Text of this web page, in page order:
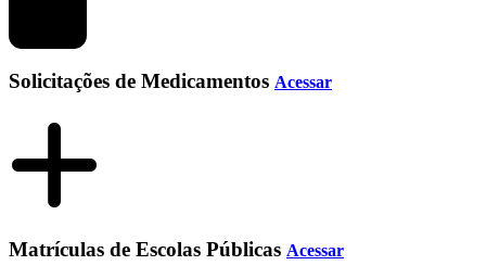
Solicitações de Medicamentos Acessar
Matrículas de Escolas Públicas Acessar